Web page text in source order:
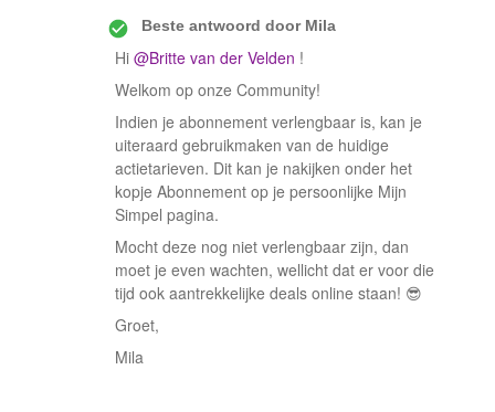
Beste antwoord doorMila
Hi @Britte van der Velden !
Welkom op onze Community!
Indien je abonnement verlengbaar is, kan je
uiteraard gebruikmaken van de huidige
actietarieven. Dit kan je nakijken onder het
kopje Abonnement op je persoonlijke Mijn
Simpel pagina.
Mocht deze nog niet verlengbaar zijn, dan
moet je even wachten, wellicht dat er voor die
tijd ook aantrekkelijke deals online staan! 😎
Groet,
Mila